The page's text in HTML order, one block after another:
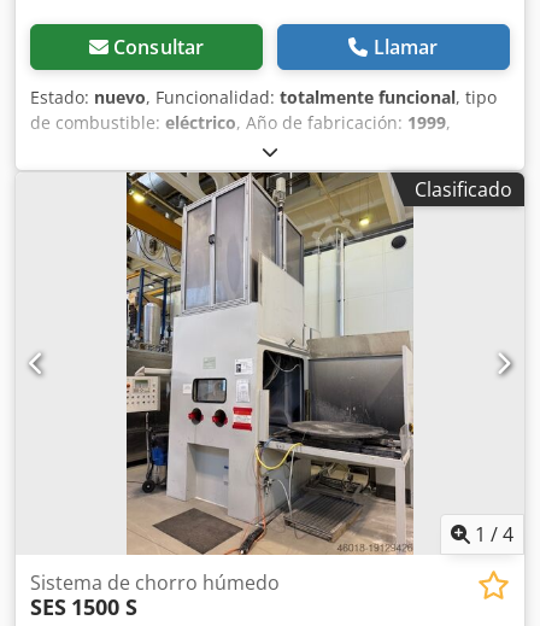
Consultar Llamar
Estado: nuevo, Funcionalidad: totalmente funcional, tipo
de combustible: eléctrico, Año de fabricación: 1999,
Máquina italiana para tubos de hormigón Mario Croci &
Figli. En excelente estado (la máquina es nueva y nunca ha
fabricado ni un solo tubo). Protegida contra la intemperie y
almacenada en un almacén seco. Produce tubos de 2 y 2,5
metros de longitud, con diámetros desde D30 hasta D120
cm. Se entrega con moldes de D300, D400, D500, D600 y
sus correspondientes anillos. Ubicada en Drama, Grecia.
¡Excelente oportunidad! Dodpfxoza H U To Aiveck
Clasificado
1 /4
Sistema de chorro húmedo
SES 1500 S